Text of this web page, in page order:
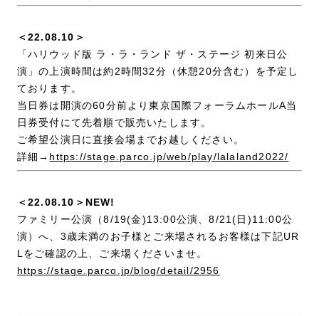
＜22.08.10＞
「ハリウッド版 ラ・ラ・ランド ザ・ステージ 初来日公
演」の上演時間は約2時間32分（休憩20分含む）を予定し
ております。
当日券は開演の60分前より東京国際フォーラムホールA当
日券受付にて先着順で販売いたします。
ご希望公演日に直接会場までお越しください。
詳細→ https://stage.parco.jp/web/play/lalaland2022/
＜22.08.10＞NEW!
ファミリー公演（8/19(金)13:00公演、8/21(日)11:00公
演）へ、3歳未満のお子様とご来場されるお客様は下記UR
Lをご確認の上、ご来場くださいませ。
https://stage.parco.jp/blog/detail/2956